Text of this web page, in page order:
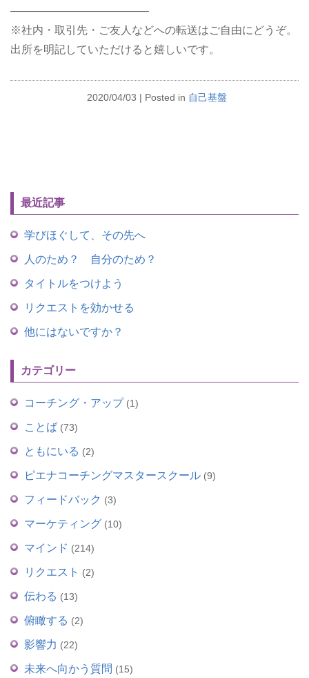
————————————–
※社内・取引先・ご友人などへの転送はご自由にどうぞ。
出所を明記していただけると嬉しいです。
2020/04/03 | Posted in 自己基盤
最近記事
学びほぐして、その先へ
人のため？ 自分のため？
タイトルをつけよう
リクエストを効かせる
他にはないですか？
カテゴリー
コーチング・アップ (1)
ことば (73)
ともにいる (2)
ピエナコーチングマスタースクール (9)
フィードバック (3)
マーケティング (10)
マインド (214)
リクエスト (2)
伝わる (13)
俯瞰する (2)
影響力 (22)
未来へ向かう質問 (15)